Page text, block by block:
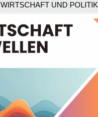
WIRTSCHAFT UND POLITIK